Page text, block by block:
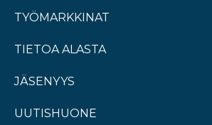
TYÖMARKKINAT
TIETOA ALASTA
JÄSENYYS
UUTISHUONE